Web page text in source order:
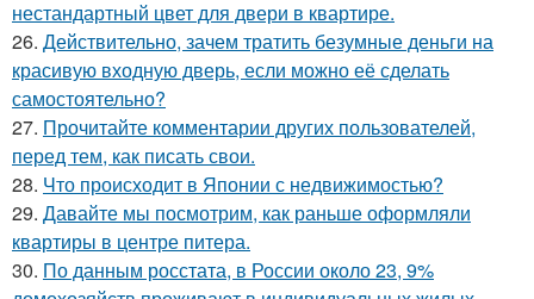
нестандартный цвет для двери в квартире.
26. Действительно, зачем тратить безумные деньги на
красивую входную дверь, если можно её сделать
самостоятельно?
27. Прочитайте комментарии других пользователей,
перед тем, как писать свои.
28. Что происходит в Японии с недвижимостью?
29. Давайте мы посмотрим, как раньше оформляли
квартиры в центре питера.
30. По данным росстата, в России около 23, 9%